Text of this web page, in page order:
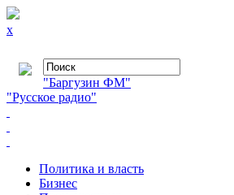
x
"Баргузин ФМ"
"Русское радио"
Политика и власть
Бизнес